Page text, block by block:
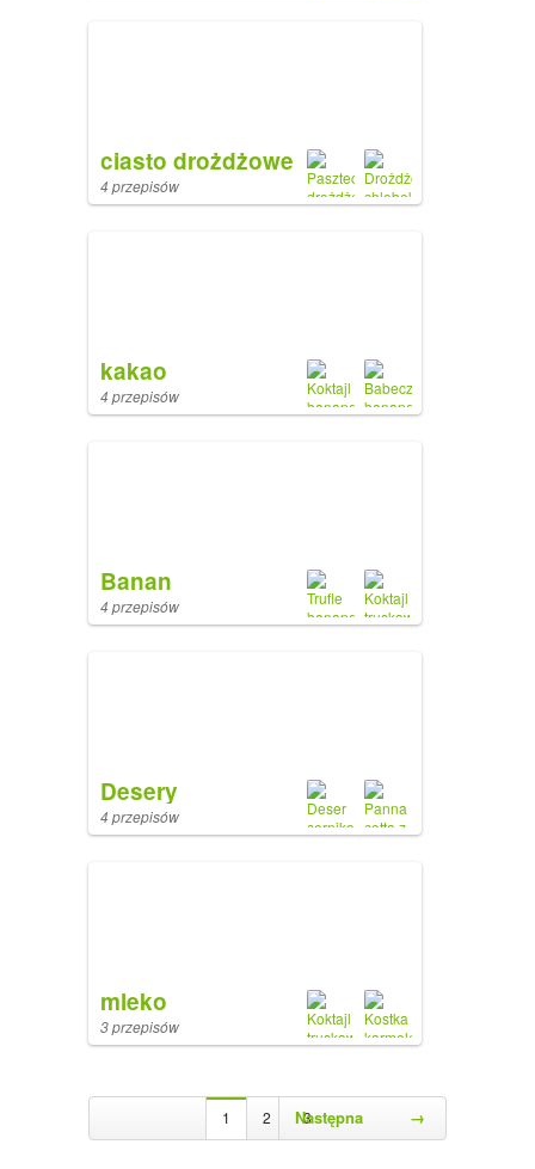
ciasto drożdżowe
4 przepisów
kakao
4 przepisów
Banan
4 przepisów
Desery
4 przepisów
mleko
3 przepisów
1 2 3
Następna →